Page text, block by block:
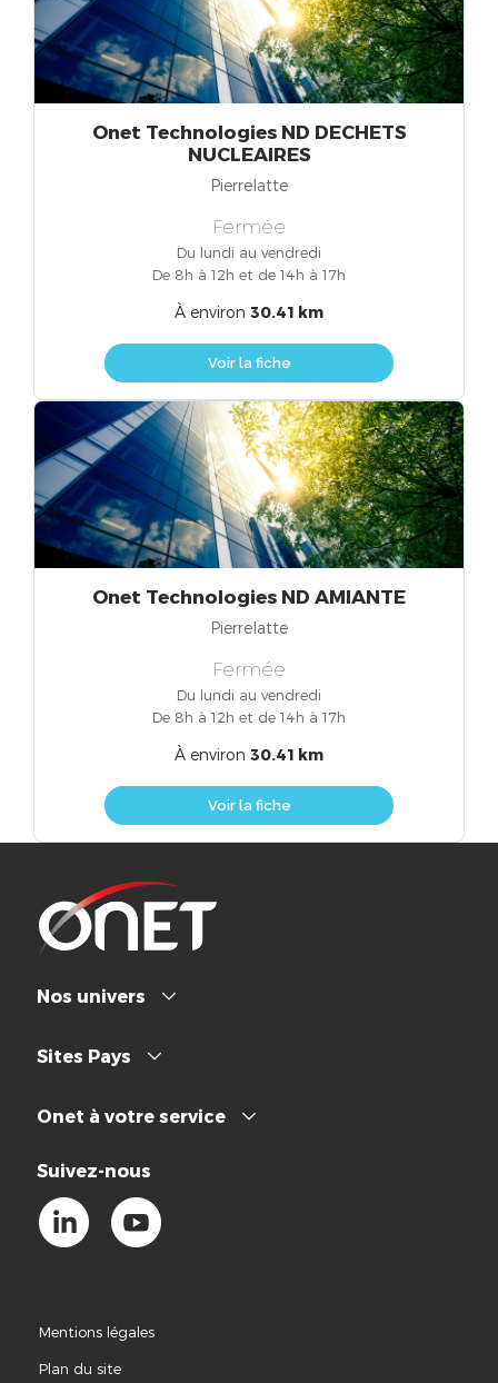
Onet Technologies ND DECHETS
NUCLEAIRES
Pierrelatte
Fermée
Du lundi au vendredi
De 8h à 12h et de 14h à 17h
À environ 30.41 km
Voir la fiche
Onet Technologies ND AMIANTE
Pierrelatte
Fermée
Du lundi au vendredi
De 8h à 12h et de 14h à 17h
À environ 30.41 km
Voir la fiche
Nos univers
Sites Pays
Onet à votre service
Suivez-nous
Mentions légales
Plan du site